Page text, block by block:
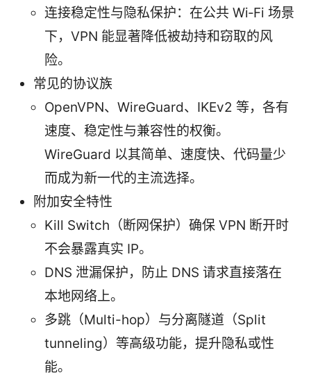
连接稳定性与隐私保护：在公共 Wi‑Fi 场景
下，VPN 能显著降低被劫持和窃取的风
险。
常见的协议族
OpenVPN、WireGuard、IKEv2 等，各有
速度、稳定性与兼容性的权衡。
WireGuard 以其简单、速度快、代码量少
而成为新一代的主流选择。
附加安全特性
Kill Switch（断网保护）确保 VPN 断开时
不会暴露真实 IP。
DNS 泄漏保护，防止 DNS 请求直接落在
本地网络上。
多跳（Multi-hop）与分离隧道（Split
tunneling）等高级功能，提升隐私或性
能。